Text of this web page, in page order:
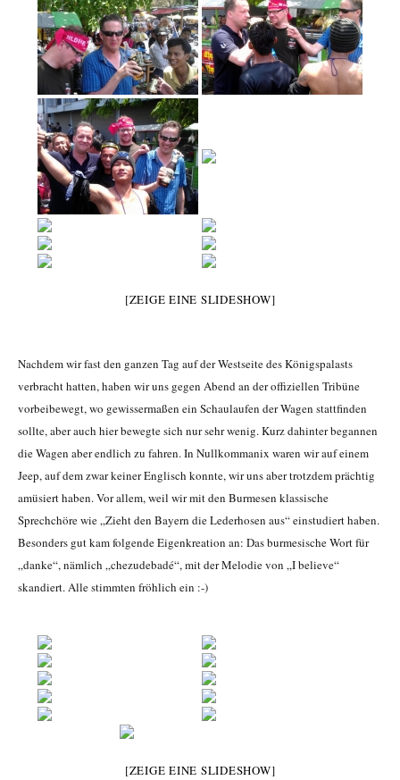
[ZEIGE EINE SLIDESHOW]
Nachdem wir fast den ganzen Tag auf der Westseite des Königspalasts
verbracht hatten, haben wir uns gegen Abend an der offiziellen Tribüne
vorbeibewegt, wo gewissermaßen ein Schaulaufen der Wagen stattfinden
sollte, aber auch hier bewegte sich nur sehr wenig. Kurz dahinter begannen
die Wagen aber endlich zu fahren. In Nullkommanix waren wir auf einem
Jeep, auf dem zwar keiner Englisch konnte, wir uns aber trotzdem prächtig
amüsiert haben. Vor allem, weil wir mit den Burmesen klassische
Sprechchöre wie „Zieht den Bayern die Lederhosen aus“ einstudiert haben.
Besonders gut kam folgende Eigenkreation an: Das burmesische Wort für
„danke“, nämlich „chezudebadé“, mit der Melodie von „I believe“
skandiert. Alle stimmten fröhlich ein :-)
[ZEIGE EINE SLIDESHOW]